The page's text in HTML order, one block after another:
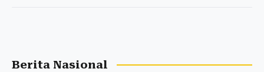
Berita Nasional